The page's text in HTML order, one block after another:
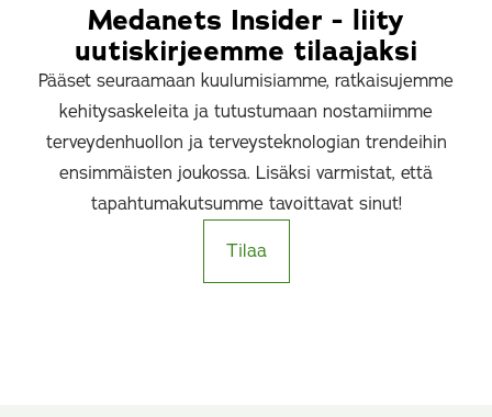
Medanets Insider - liity
uutiskirjeemme tilaajaksi
Pääset seuraamaan kuulumisiamme, ratkaisujemme
kehitysaskeleita ja tutustumaan nostamiimme
terveydenhuollon ja terveysteknologian trendeihin
ensimmäisten joukossa. Lisäksi varmistat, että
tapahtumakutsumme tavoittavat sinut!
Tilaa